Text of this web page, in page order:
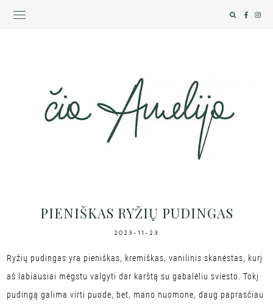
PIENIŠKAS RYŽIŲ PUDINGAS
2023-11-23
Ryžių pudingas yra pieniškas, kremiškas, vanilinis skanėstas, kurį
aš labiausiai mėgstu valgyti dar karštą su gabalėliu sviesto. Tokį
pudingą galima virti puode, bet, mano nuomone, daug paprasčiau